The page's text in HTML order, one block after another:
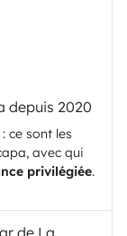
depuis 2020
ce sont les
, avec qui
privilégiée.
de La